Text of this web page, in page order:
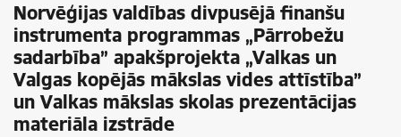
Norvēģijas valdības divpusējā finanšu
instrumenta programmas „Pārrobežu
sadarbība” apakšprojekta „Valkas un
Valgas kopējās mākslas vides attīstība”
un Valkas mākslas skolas prezentācijas
materiāla izstrāde